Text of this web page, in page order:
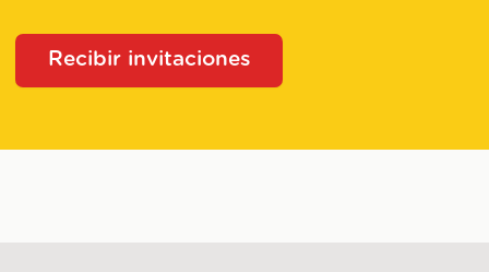
Recibir invitaciones